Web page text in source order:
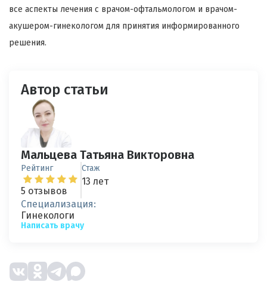
все аспекты лечения с врачом-офтальмологом и врачом-
акушером-гинекологом для принятия информированного
решения.
Автор статьи
Мальцева Татьяна Викторовна
Рейтинг
5 отзывов
Стаж
13 лет
Специализация:
Гинекологи
Написать врачу